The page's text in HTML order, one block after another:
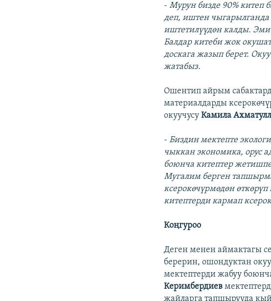
-Мурун бизде 90% китеп
деп, иштен чыгарылганда
иштетилүүдөн калды.
Балдар китеби жок
доскага жазып берет.
жатабыз.
Ошентип айрым
материалдарды
окуучусуКамила
-Биздин мектепте
чыккан экономика, орус
боюнча китептер
Мугалим берген
ксерокөчүрмөдөн
китептерди кармап
Коңгуроо
Деген менен аймактагы
берерин, ошондуктан
мектептерди жабуу
Керимбердиев
жайларга тапшырууда